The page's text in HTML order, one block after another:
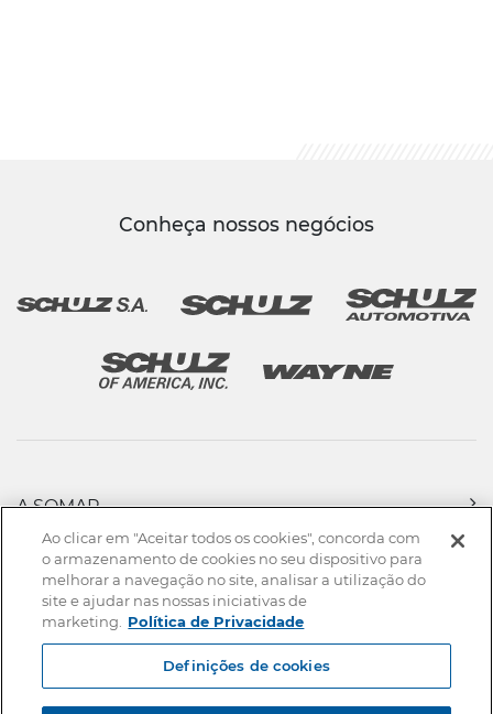
Conheça nossos negócios
A SOMAR
PRODUTOS
ASSISTÊNCIA TÉCNICA & VENDAS
DOWNLOADS
NOTÍCIAS
CONTATO
Mapa do site Termos de uso Política de privacidade
Ao clicar em "Aceitar todos os cookies", concorda com
o armazenamento de cookies no seu dispositivo para
melhorar a navegação no site, analisar a utilização do
site e ajudar nas nossas iniciativas de
marketing.
Política de Privacidade
Definições de cookies